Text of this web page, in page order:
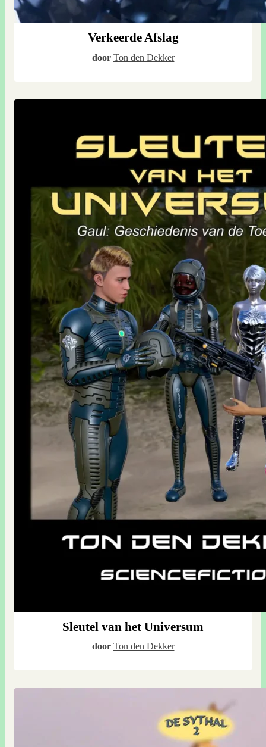
Verkeerde Afslag
door Ton den Dekker
Sleutel van het Universum
door Ton den Dekker